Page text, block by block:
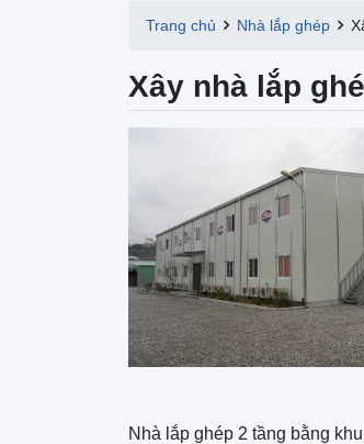
Trang chủ Nhà lắp ghép
Xây nhà lắp
Nhà lắp ghép 2 tầng bằng